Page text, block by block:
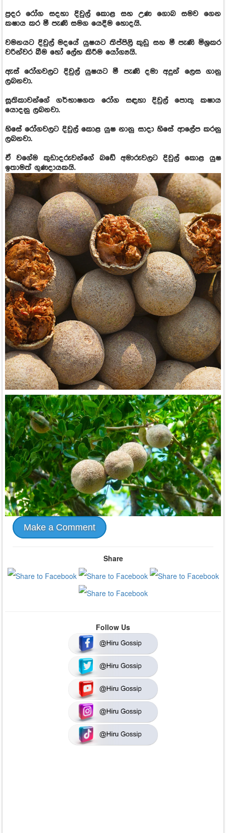
ප්‍රදර රෝග සදහා දිවුල් කොළ සහ උණ ගොබ සමව ගෙන
කෂාය කර මී පැණි සමග යෙදීම හොදයි.
වමනයට දිවුල් මදයේ යුෂයට තිප්පිලි කුඩු සහ මී පැණි මිශ්‍රකර
වරින්වර බීම හෝ ලේහ කිරීම යෝග්‍යයි.
ඇස් රෝගවලට දිවුල් යුෂයට මී පැණි දමා අදුන් ලෙස ගානු
ලබනවා.
සූතිකාවන්ගේ ගර්භාෂගත රෝග සඳහා දිවුල් පොතු කෂාය
යොදනු ලබනවා.
හිසේ රෝගවලට දිවුල් කොළ යුෂ නානු සාදා හිසේ ආලේප කරනු
ලබනවා.
ඒ වගේම කුඩාදරුවන්ගේ බඩේ අමාරුවලට දිවුල් කොළ යුෂ
ඉතාමත් ගුණදායකයි.
Make a Comment
Share
Follow Us